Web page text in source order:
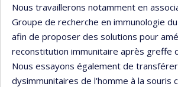
Nous travaillerons notamment en
Groupe de recherche en immunologie
afin de proposer des solutions pour
reconstitution immunitaire après greffe
Nous essayons également de
dysimmunitaires de l'homme à la souris